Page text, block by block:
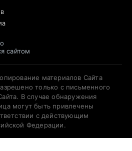
сайтом
материалов Сайта
только с письменного
В случае обнаружения
могут быть привлечены
с действующим
Федерации.